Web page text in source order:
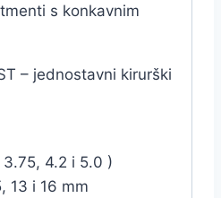
s konkavnim
– jednostavni kirurški
4.2 i 5.0 )
13 i 16 mm